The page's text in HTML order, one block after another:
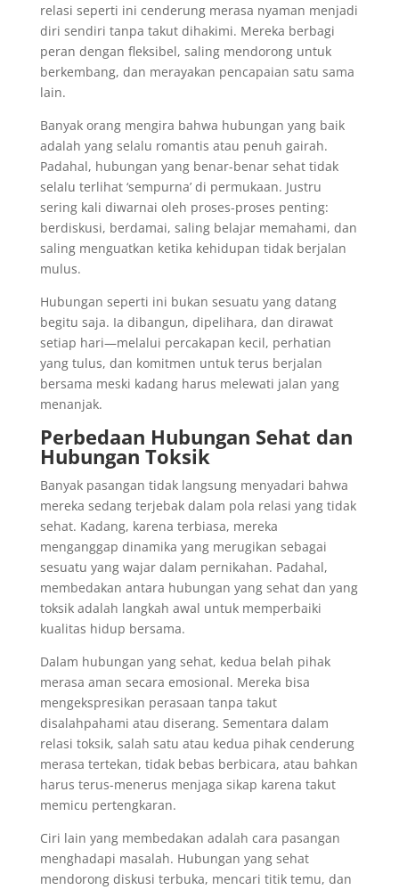
relasi seperti ini cenderung merasa nyaman menjadi
diri sendiri tanpa takut dihakimi. Mereka berbagi
peran dengan fleksibel, saling mendorong untuk
berkembang, dan merayakan pencapaian satu sama
lain.
Banyak orang mengira bahwa hubungan yang baik
adalah yang selalu romantis atau penuh gairah.
Padahal, hubungan yang benar-benar sehat tidak
selalu terlihat ‘sempurna’ di permukaan. Justru
sering kali diwarnai oleh proses-proses penting:
berdiskusi, berdamai, saling belajar memahami, dan
saling menguatkan ketika kehidupan tidak berjalan
mulus.
Hubungan seperti ini bukan sesuatu yang datang
begitu saja. Ia dibangun, dipelihara, dan dirawat
setiap hari—melalui percakapan kecil, perhatian
yang tulus, dan komitmen untuk terus berjalan
bersama meski kadang harus melewati jalan yang
menanjak.
Perbedaan Hubungan Sehat dan
Hubungan Toksik
Banyak pasangan tidak langsung menyadari bahwa
mereka sedang terjebak dalam pola relasi yang tidak
sehat. Kadang, karena terbiasa, mereka
menganggap dinamika yang merugikan sebagai
sesuatu yang wajar dalam pernikahan. Padahal,
membedakan antara hubungan yang sehat dan yang
toksik adalah langkah awal untuk memperbaiki
kualitas hidup bersama.
Dalam hubungan yang sehat, kedua belah pihak
merasa aman secara emosional. Mereka bisa
mengekspresikan perasaan tanpa takut
disalahpahami atau diserang. Sementara dalam
relasi toksik, salah satu atau kedua pihak cenderung
merasa tertekan, tidak bebas berbicara, atau bahkan
harus terus-menerus menjaga sikap karena takut
memicu pertengkaran.
Ciri lain yang membedakan adalah cara pasangan
menghadapi masalah. Hubungan yang sehat
mendorong diskusi terbuka, mencari titik temu, dan